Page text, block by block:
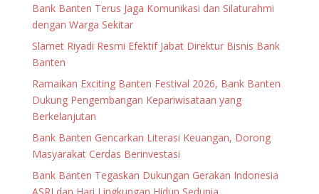
Bank Banten Terus Jaga Komunikasi dan Silaturahmi
dengan Warga Sekitar
Slamet Riyadi Resmi Efektif Jabat Direktur Bisnis Bank
Banten
Ramaikan Exciting Banten Festival 2026, Bank Banten
Dukung Pengembangan Kepariwisataan yang
Berkelanjutan
Bank Banten Gencarkan Literasi Keuangan, Dorong
Masyarakat Cerdas Berinvestasi
Bank Banten Tegaskan Dukungan Gerakan Indonesia